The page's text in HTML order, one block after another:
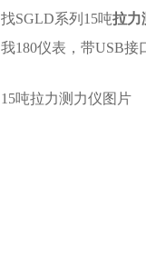
找SGLD系列15吨拉力
我180仪表，带USB
15吨拉力测力仪图片